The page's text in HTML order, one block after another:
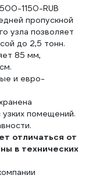
1150-RUB
пропускной
узла позволяет
до 2,5 тонн.
85 мм,
и евро-
помещений.
отличаться от
в технических